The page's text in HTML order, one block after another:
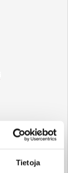
Tietoja